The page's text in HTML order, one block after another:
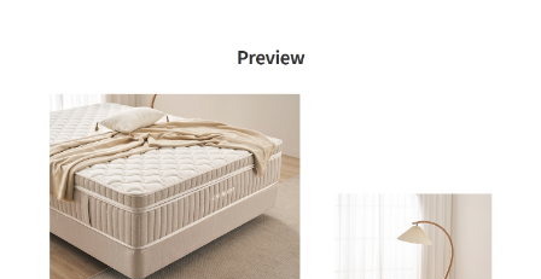
AP-11U6550 | 28,900
CHA-G500A | 28,900
AP-08U5550-7V1 | 28,900